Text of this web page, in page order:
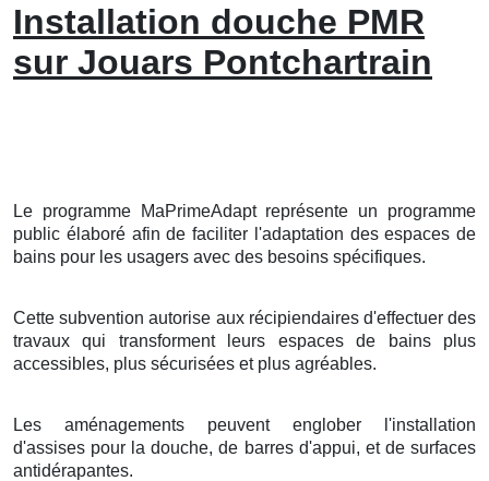
Installation douche PMR
sur Jouars Pontchartrain
Le programme MaPrimeAdapt représente un programme
public élaboré afin de faciliter l'adaptation des espaces de
bains pour les usagers avec des besoins spécifiques.
Cette subvention autorise aux récipiendaires d'effectuer des
travaux qui transforment leurs espaces de bains plus
accessibles, plus sécurisées et plus agréables.
Les aménagements peuvent englober l'installation
d'assises pour la douche, de barres d'appui, et de surfaces
antidérapantes.